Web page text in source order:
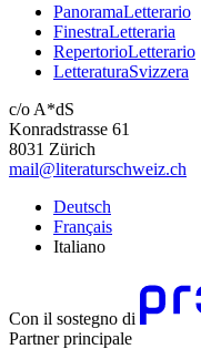
PanoramaLetterario
FinestraLetteraria
RepertorioLetterario
LetteraturaSvizzera
c/o A*dS
Konradstrasse 61
8031 Zürich
mail@literaturschweiz.ch
Deutsch
Français
Italiano
Con il sostegno di
Partner principale